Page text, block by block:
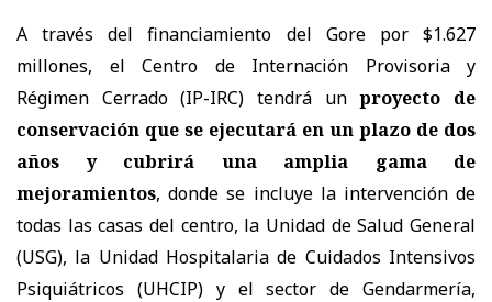
A través del financiamiento del Gore por $1.627
millones, el Centro de Internación Provisoria y
Régimen Cerrado (IP-IRC) tendrá un proyecto de
conservación que se ejecutará en un plazo de dos
años y cubrirá una amplia gama de
mejoramientos, donde se incluye la intervención de
todas las casas del centro, la Unidad de Salud General
(USG), la Unidad Hospitalaria de Cuidados Intensivos
Psiquiátricos (UHCIP) y el sector de Gendarmería,